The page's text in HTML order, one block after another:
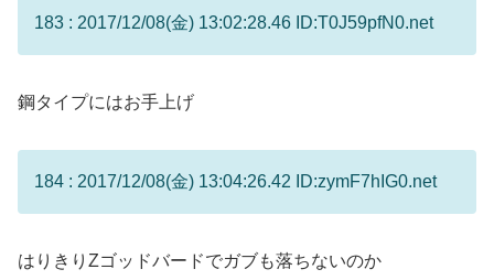
183 : 2017/12/08(金) 13:02:28.46 ID:T0J59pfN0.net
鋼タイプにはお手上げ
184 : 2017/12/08(金) 13:04:26.42 ID:zymF7hIG0.net
はりきりZゴッドバードでガブも落ちないのか